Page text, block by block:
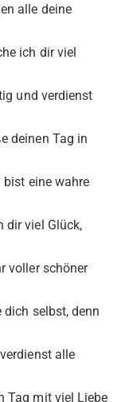
alle deine
ich dir viel
und verdienst
deinen Tag in
bist eine wahre
dir viel Glück,
voller schöner
dich selbst, denn
alle
Tag mit viel Liebe